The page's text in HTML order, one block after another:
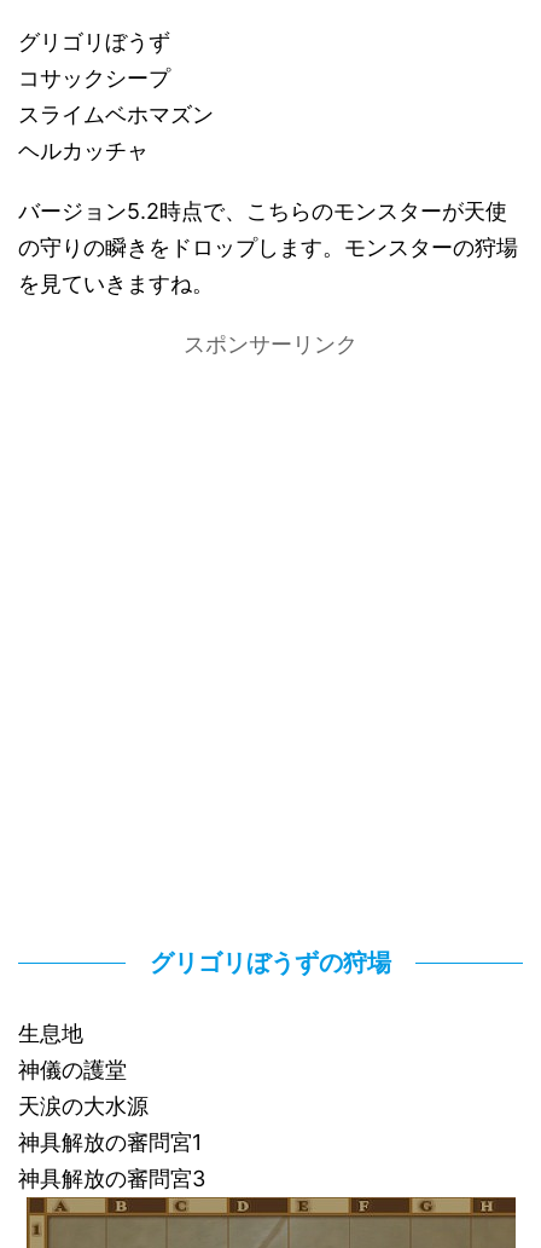
グリゴリぼうず
コサックシープ
スライムベホマズン
ヘルカッチャ
バージョン5.2時点で、こちらのモンスターが天使
の守りの瞬きをドロップします。モンスターの狩場
を見ていきますね。
スポンサーリンク
グリゴリぼうずの狩場
生息地
神儀の護堂
天涙の大水源
神具解放の審問宮1
神具解放の審問宮3